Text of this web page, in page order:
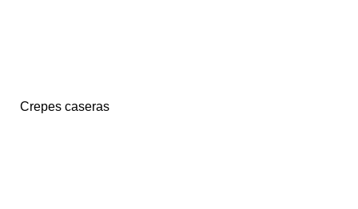
Crepes caseras